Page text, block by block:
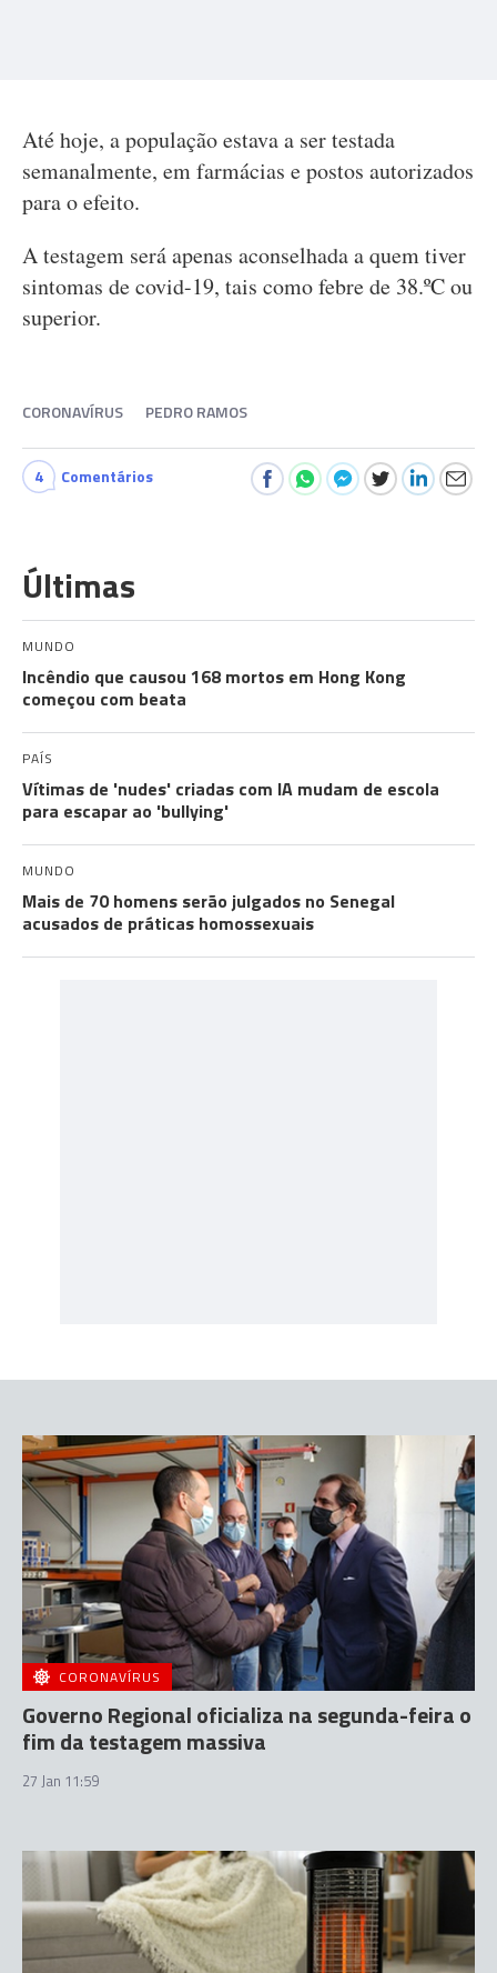
Até hoje, a população estava a ser testada
semanalmente, em farmácias e postos autorizados
para o efeito.
A testagem será apenas aconselhada a quem tiver
sintomas de covid-19, tais como febre de 38.ºC ou
superior.
CORONAVÍRUS PEDRO RAMOS
4 Comentários
Últimas
MUNDO
Incêndio que causou 168 mortos em Hong Kong
começou com beata
PAÍS
Vítimas de 'nudes' criadas com IA mudam de escola
para escapar ao 'bullying'
MUNDO
Mais de 70 homens serão julgados no Senegal
acusados de práticas homossexuais
CORONAVÍRUS
Governo Regional oficializa na segunda-feira o
fim da testagem massiva
27 Jan 11:59